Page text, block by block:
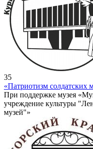
35
«Патриотизм солдатских
При поддержке музея
учреждение культуры
музей"»